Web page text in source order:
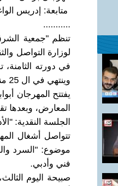
متابعة: إدريس
...........
تنظم "جمعية
لوزارة التواصل
وينتهي في ال 25 منه.
يفتتح المهرجان
المعارض، وبعدها
الجلسة النقدية:
تتواصل أشغال
موضوع: "السرد
فني وأدبي.
صبيحة اليوم